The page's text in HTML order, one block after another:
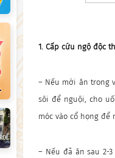
1. Cấp cứu ngộ độc
– Nếu mới ăn trong
sôi để nguội, cho
móc vào cổ họng để
– Nếu đã ăn sau 2-